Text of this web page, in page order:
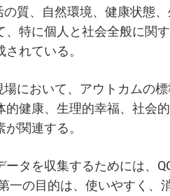
質、自然環境、健康状態
特に個人と社会全般に関
されている。
において、アウトカムの
健康、生理的幸福、社会
関連する。
タを収集するためには、
一の目的は、使いやすく、